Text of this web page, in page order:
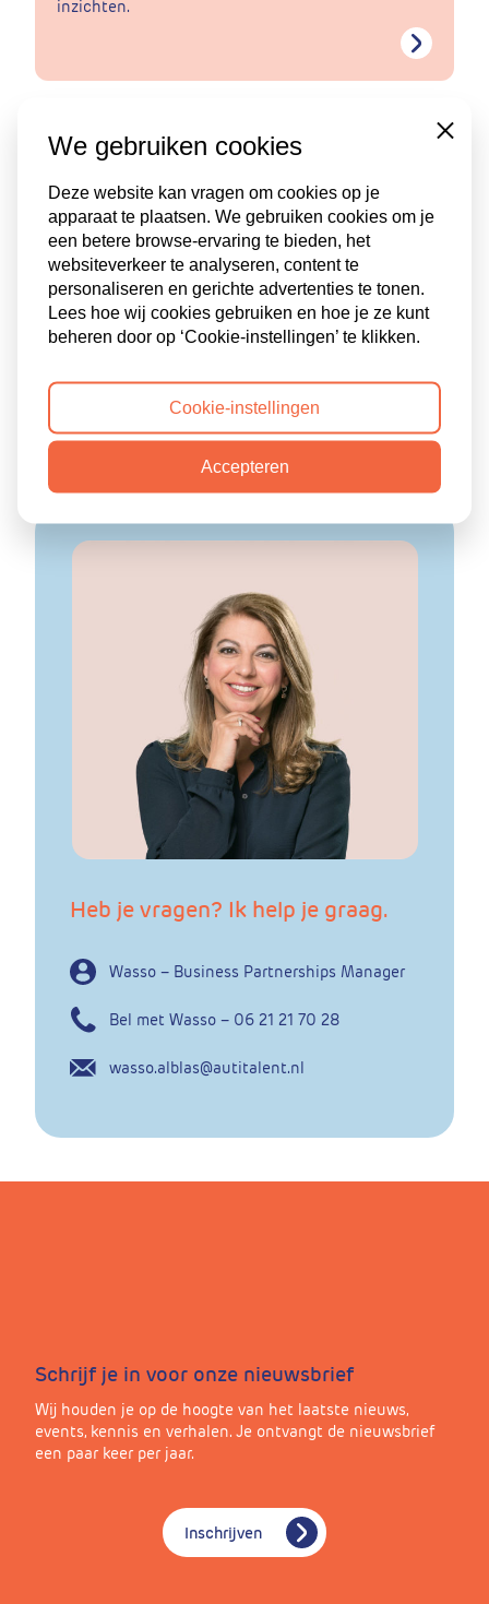
inzichten.
benut je de talenten van
mensen met autisme?
In deze on demand webinar luister je naar de
ervaringen van Alliander met autisme op de
werkvloer, en krijg je tips!
Heb je vragen? Ik help je graag.
Wasso – Business Partnerships Manager
Bel met Wasso – 06 21 21 70 28
wasso.alblas@autitalent.nl
Schrijf je in voor onze nieuwsbrief
Wij houden je op de hoogte van het laatste nieuws,
events, kennis en verhalen. Je ontvangt de nieuwsbrief
een paar keer per jaar.
Inschrijven
We gebruiken cookies
Deze website kan vragen om cookies op je
apparaat te plaatsen. We gebruiken cookies om je
een betere browse-ervaring te bieden, het
websiteverkeer te analyseren, content te
personaliseren en gerichte advertenties te tonen.
Lees hoe wij cookies gebruiken en hoe je ze kunt
beheren door op ‘Cookie-instellingen’ te klikken.
Close
Cookie-instellingen
Accepteren